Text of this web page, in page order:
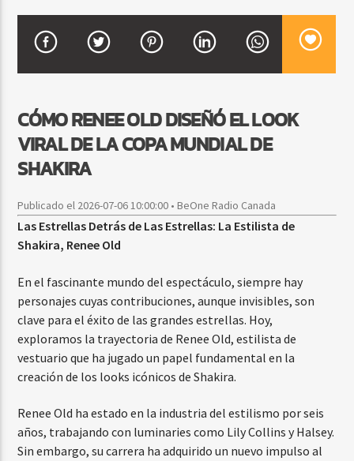
Beone Radio
CÓMO RENEE OLD DISEÑÓ EL LOOK
VIRAL DE LA COPA MUNDIAL DE
SHAKIRA
Publicado el 2026-07-06 10:00:00 • BeOne Radio Canada
Las Estrellas Detrás de Las Estrellas: La Estilista de
Shakira, Renee Old
En el fascinante mundo del espectáculo, siempre hay
personajes cuyas contribuciones, aunque invisibles, son
clave para el éxito de las grandes estrellas. Hoy,
exploramos la trayectoria de Renee Old, estilista de
vestuario que ha jugado un papel fundamental en la
creación de los looks icónicos de Shakira.
Renee Old ha estado en la industria del estilismo por seis
años, trabajando con luminaries como Lily Collins y Halsey.
Sin embargo, su carrera ha adquirido un nuevo impulso al